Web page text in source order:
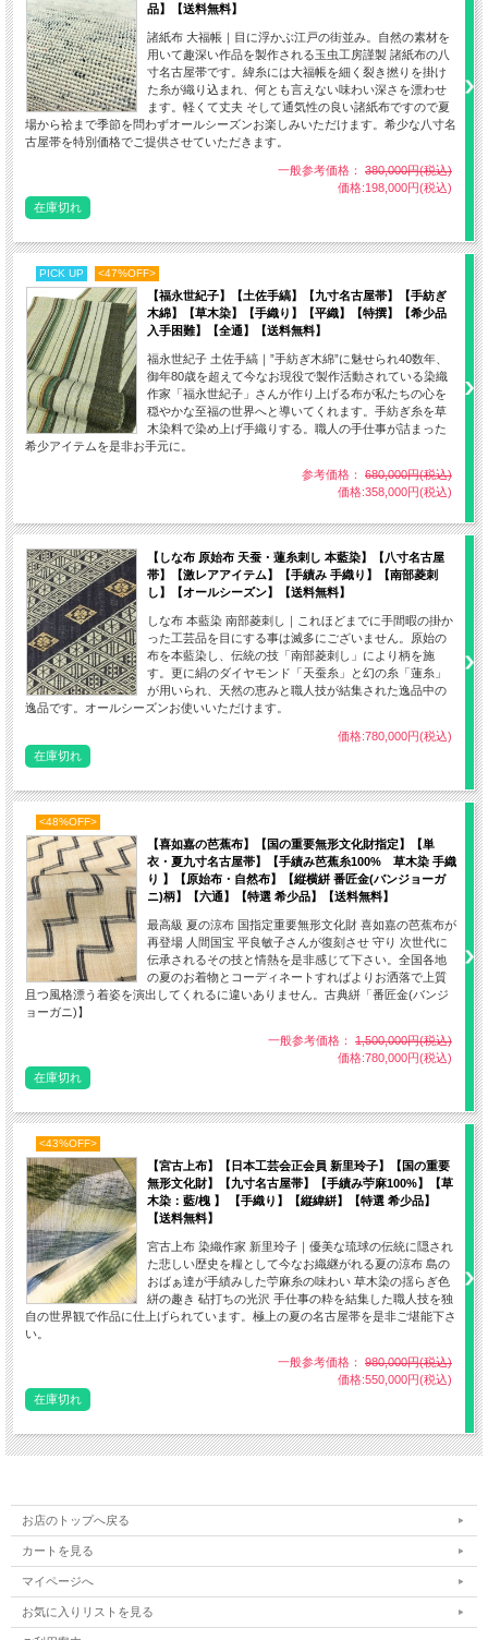
品】【送料無料】
諸紙布 大福帳｜目に浮かぶ江戸の街並み。自然の素材を
用いて趣深い作品を製作される玉虫工房謹製 諸紙布の八
寸名古屋帯です。緯糸には大福帳を細く裂き撚りを掛け
た糸が織り込まれ、何とも言えない味わい深さを漂わせ
ます。軽くて丈夫 そして通気性の良い諸紙布ですので夏
場から袷まで季節を問わずオールシーズンお楽しみいただけます。希少な八寸名
古屋帯を特別価格でご提供させていただきます。
一般参考価格： 380,000円(税込)
価格:198,000円(税込)
在庫切れ
PICK UP <47%OFF>
【福永世紀子】【土佐手縞】【九寸名古屋帯】【手紡ぎ
木綿】【草木染】【手織り】【平織】【特撰】【希少品
入手困難】【全通】【送料無料】
福永世紀子 土佐手縞｜”手紡ぎ木綿”に魅せられ40数年、
御年80歳を超えて今なお現役で製作活動されている染織
作家「福永世紀子」さんが作り上げる布が私たちの心を
穏やかな至福の世界へと導いてくれます。手紡ぎ糸を草
木染料で染め上げ手織りする。職人の手仕事が詰まった
希少アイテムを是非お手元に。
参考価格： 680,000円(税込)
価格:358,000円(税込)
【しな布 原始布 天蚕・蓮糸刺し 本藍染】【八寸名古屋
帯】【激レアアイテム】【手績み 手織り】【南部菱刺
し】【オールシーズン】【送料無料】
しな布 本藍染 南部菱刺し｜これほどまでに手間暇の掛か
った工芸品を目にする事は滅多にございません。原始の
布を本藍染し、伝統の技「南部菱刺し」により柄を施
す。更に絹のダイヤモンド「天蚕糸」と幻の糸「蓮糸」
が用いられ、天然の恵みと職人技が結集された逸品中の
逸品です。オールシーズンお使いいただけます。
価格:780,000円(税込)
在庫切れ
<48%OFF>
【喜如嘉の芭蕉布】【国の重要無形文化財指定】【単
衣・夏九寸名古屋帯】【手績み芭蕉糸100% 草木染 手織
り 】【原始布・自然布】【縦横絣 番匠金(バンジョーガ
ニ)柄】【六通】【特選 希少品】【送料無料】
最高級 夏の涼布 国指定重要無形文化財 喜如嘉の芭蕉布が
再登場 人間国宝 平良敏子さんが復刻させ 守り 次世代に
伝承されるその技と情熱を是非感じて下さい。全国各地
の夏のお着物とコーディネートすればよりお洒落で上質
且つ風格漂う着姿を演出してくれるに違いありません。古典絣「番匠金(バンジ
ョーガニ)】
一般参考価格： 1,500,000円(税込)
価格:780,000円(税込)
在庫切れ
<43%OFF>
【宮古上布】【日本工芸会正会員 新里玲子】【国の重要
無形文化財】【九寸名古屋帯】【手績み苧麻100%】【草
木染：藍/槐 】 【手織り】【縦緯絣】【特選 希少品】
【送料無料】
宮古上布 染織作家 新里玲子｜優美な琉球の伝統に隠され
た悲しい歴史を糧として今なお織継がれる夏の涼布 島の
おばぁ達が手績みした苧麻糸の味わい 草木染の揺らぎ色
絣の趣き 砧打ちの光沢 手仕事の粋を結集した職人技を独
自の世界観で作品に仕上げられています。極上の夏の名古屋帯を是非ご堪能下さ
い。
一般参考価格： 980,000円(税込)
価格:550,000円(税込)
在庫切れ
お店のトップへ戻る
カートを見る
マイページへ
お気に入りリストを見る